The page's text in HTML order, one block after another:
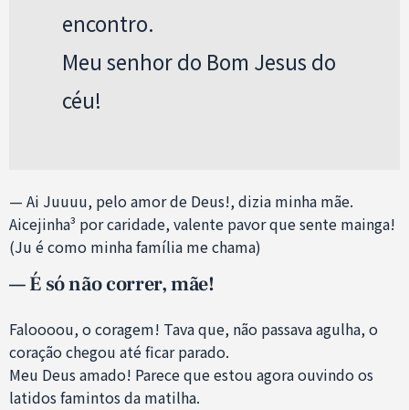
encontro.
Meu senhor do Bom Jesus do
céu!
— Ai Juuuu, pelo amor de Deus!, dizia minha mãe.
Aicejinha³ por caridade, valente pavor que sente mainga!
(Ju é como minha família me chama)
— É só não correr, mãe!
Faloooou, o coragem! Tava que, não passava agulha, o
coração chegou até ficar parado.
Meu Deus amado! Parece que estou agora ouvindo os
latidos famintos da matilha.